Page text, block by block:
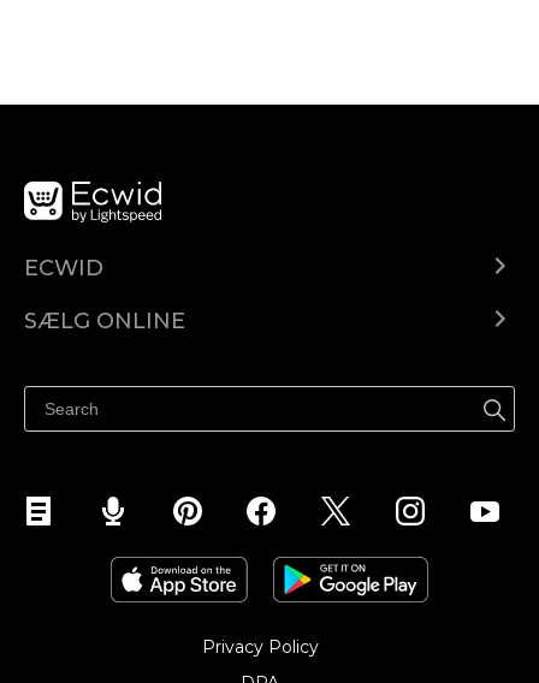
ECWID
Pris
SÆLG ONLINE
Sælg på Facebook
Sælg på Instagram
Privacy Policy